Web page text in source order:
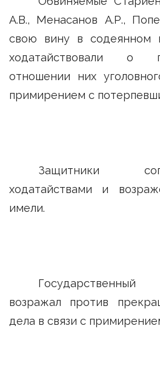
А.В., Менасанов А.Р.,
свою вину в содеянном
ходатайствовали о
отношении них
примирением с
Защитники
ходатайствами и
имели.
возражал против
дела в связи с